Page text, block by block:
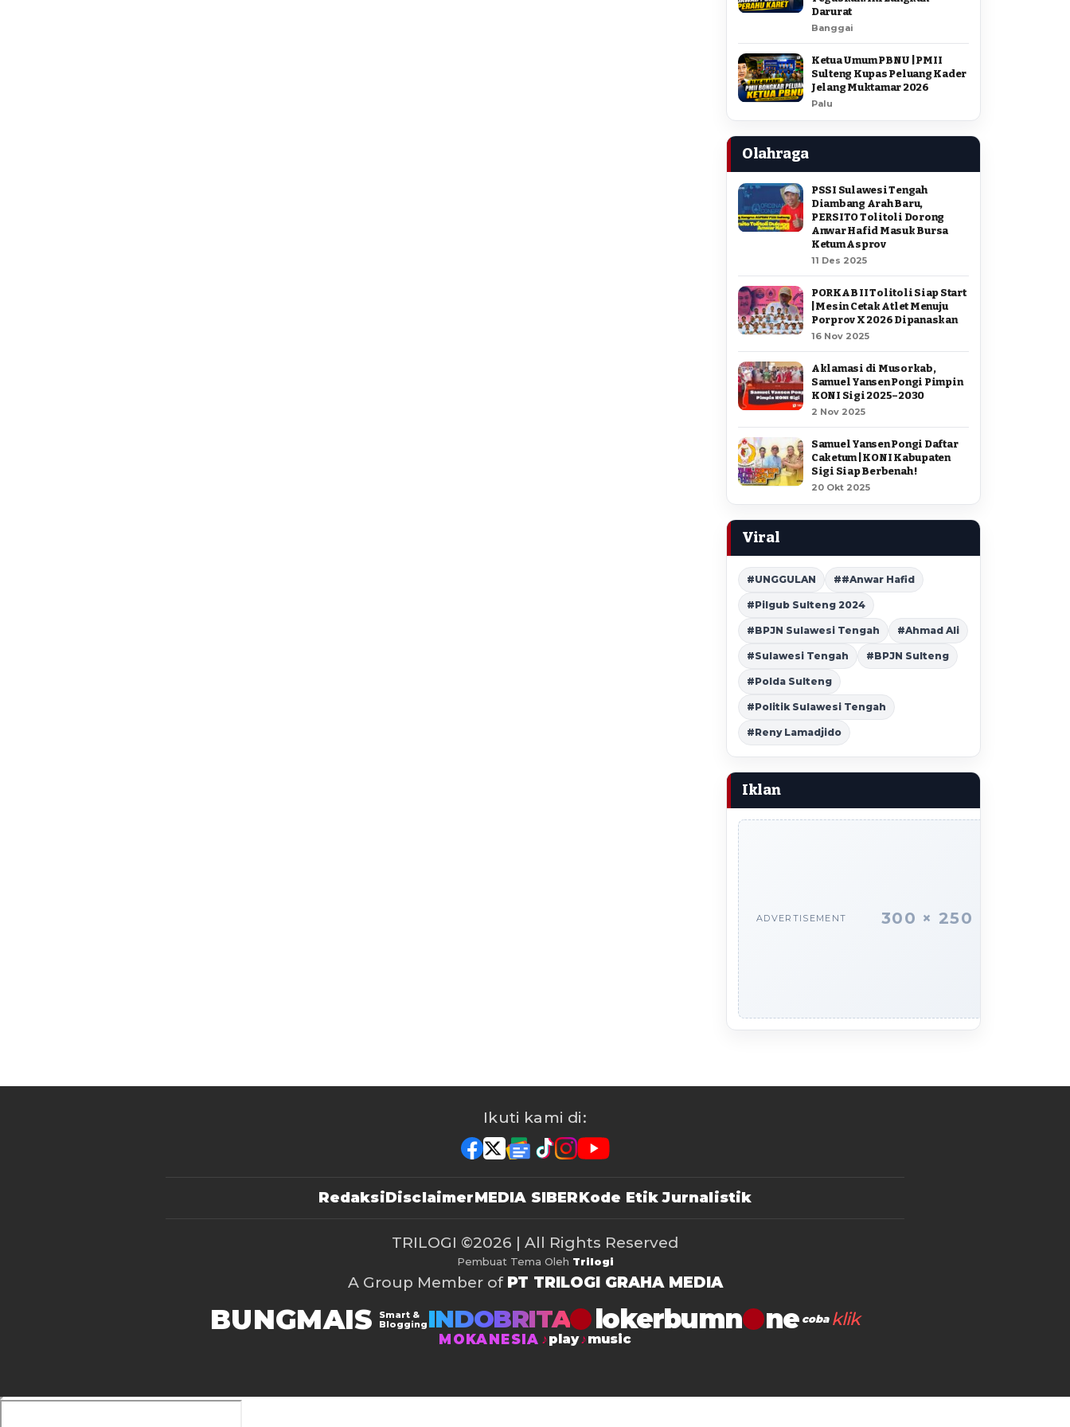
Darurat
Banggai
Ketua Umum PBNU | PMII
Sulteng Kupas Peluang Kader
Jelang Muktamar 2026
Palu
Olahraga
PSSI Sulawesi Tengah
Diambang Arah Baru,
PERSITO Tolitoli Dorong
Anwar Hafid Masuk Bursa
Ketum Asprov
11 Des 2025
PORKAB II Tolitoli Siap Start
| Mesin Cetak Atlet Menuju
Porprov X 2026 Dipanaskan
16 Nov 2025
Aklamasi di Musorkab,
Samuel Yansen Pongi Pimpin
KONI Sigi 2025–2030
2 Nov 2025
Samuel Yansen Pongi Daftar
Caketum | KONI Kabupaten
Sigi Siap Berbenah !
20 Okt 2025
Viral
#UNGGULAN ##Anwar Hafid
#Pilgub Sulteng 2024
#BPJN Sulawesi Tengah #Ahmad Ali
#Sulawesi Tengah #BPJN Sulteng
#Polda Sulteng
#Politik Sulawesi Tengah
#Reny Lamadjido
Iklan
ADVERTISEMENT 300 × 250
Ikuti kami di:
RedaksiDisclaimerMEDIA SIBERKode Etik Jurnalistik
TRILOGI ©2026 | All Rights Reserved
Pembuat Tema Oleh Trilogi
A Group Member of PT TRILOGI GRAHA MEDIA
BUNGMAIS
Smart &
Blogging INDOBRITA lokerbumn coba klik
MOKANESIA play music